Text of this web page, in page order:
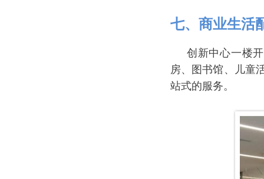
七、商业生活
创新中心一楼
房、图书馆、儿童
站式的服务。